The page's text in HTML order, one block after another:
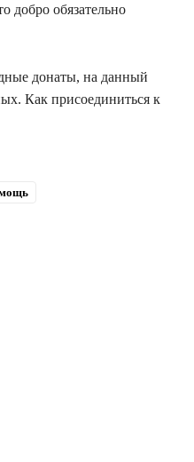
добро обязательно
донаты, на данный
Как присоединиться к